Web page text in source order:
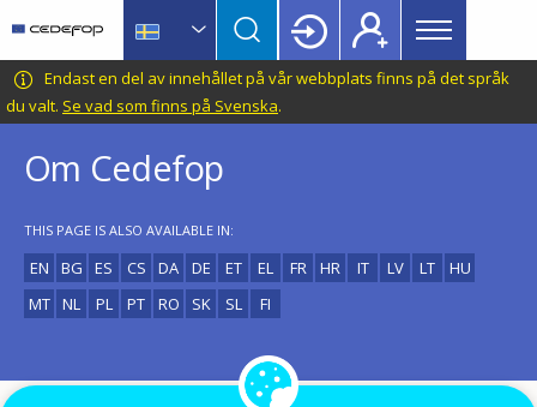
main
content
language
switcher
CEDEFOP
European
Centre
for
the
Development
Vocational
Training
Main
menu
Topbar
Endast en del av innehållet på vår webbplats finns på det språk
du valt. Se vad som finns på Svenska.
Om Cedefop
THIS PAGE IS ALSO AVAILABLE IN:
EN BG ES CS DA DE ET EL FR HR IT LV LT
HU
MT NL PL PT RO SK SL FI